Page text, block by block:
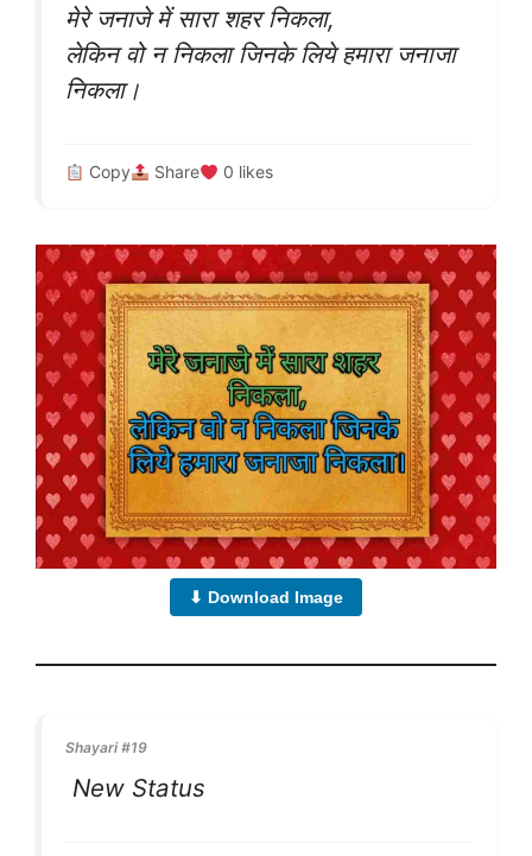
मेरे जनाजे में सारा शहर निकला,
लेकिन वो न निकला जिनके लिये हमारा जनाजा
निकला।
Copy Share 0 likes
⬇ Download Image
Shayari #19
New Status